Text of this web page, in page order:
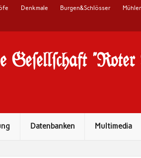
Denkmale Burgen&Schlösser
Ge#ell#chaft
Datenbanken Multimedia